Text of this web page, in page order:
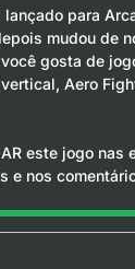
para
mudou de
gosta de
Aero
este jogo nas
e nos